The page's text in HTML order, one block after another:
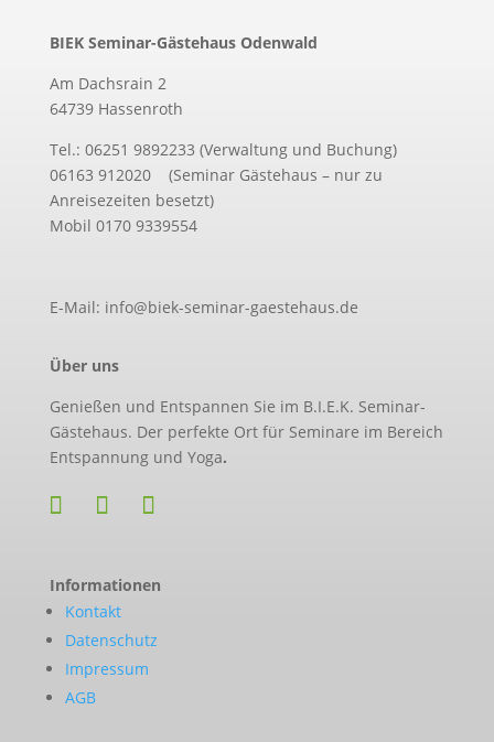
BIEK Seminar-Gästehaus Odenwald
Am Dachsrain 2
64739 Hassenroth
Tel.: 06251 9892233 (Verwaltung und Buchung)
06163 912020 (Seminar Gästehaus – nur zu
Anreisezeiten besetzt)
Mobil 0170 9339554
E-Mail: info@biek-seminar-gaestehaus.de
Über uns
Genießen und Entspannen Sie im B.I.E.K. Seminar-
Gästehaus. Der perfekte Ort für Seminare im Bereich
Entspannung und Yoga.
Informationen
Kontakt
Datenschutz
Impressum
AGB